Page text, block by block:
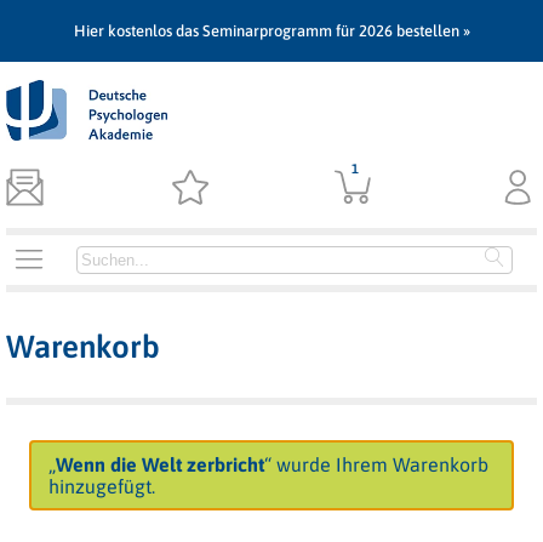
Hier kostenlos das Seminarprogramm für 2026 bestellen »
1
Warenkorb
„Wenn die Welt zerbricht“ wurde Ihrem Warenkorb
hinzugefügt.